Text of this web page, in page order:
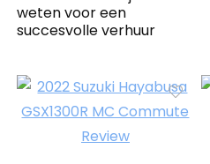
weten voor een
succesvolle verhuur